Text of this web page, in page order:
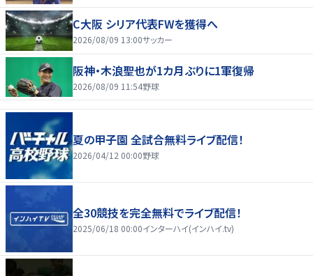
C大阪 シリア代表FWを獲得へ
2026/08/09 13:00サッカー
阪神・木浪聖也が1カ月ぶりに1軍復帰
2026/08/09 11:54野球
夏の甲子園 全試合無料ライブ配信！
2026/04/12 00:00野球
全30競技を完全無料でライブ配信！
2025/06/18 00:00インターハイ(インハイ.tv)